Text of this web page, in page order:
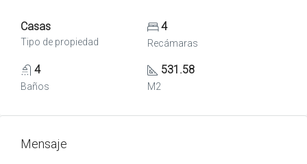
Casas
Tipo de propiedad
4
Recámaras
4
Baños
531.58
M2
Mensaje